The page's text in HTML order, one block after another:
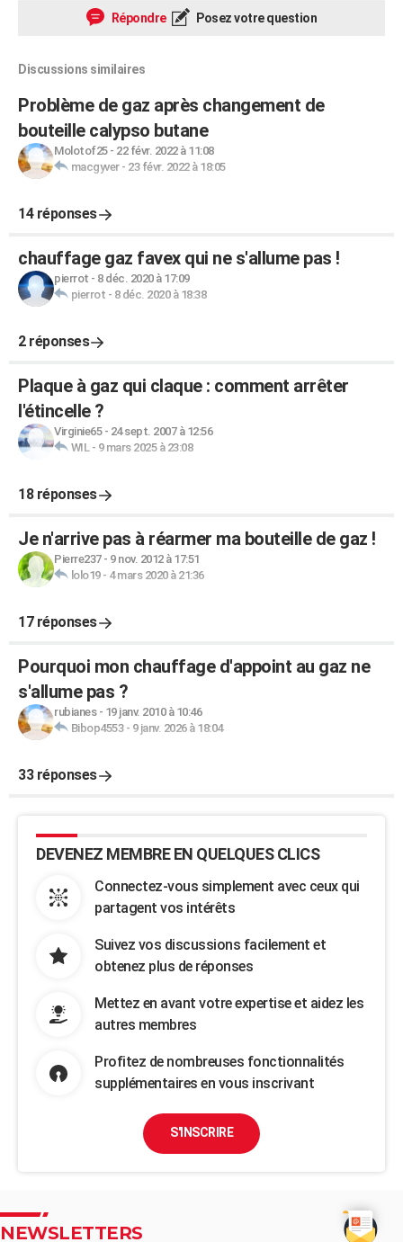
Répondre Posez votre question
Discussions similaires
Problème de gaz après changement de
bouteille calypso butane
Molotof25- 22 févr. 2022 à 11:08
macgyver- 23 févr. 2022 à 18:05
14 réponses
chauffage gaz favex qui ne s'allume pas !
pierrot - 8 déc. 2020 à 17:09
pierrot - 8 déc. 2020 à 18:38
2 réponses
Plaque à gaz qui claque : comment arrêter
l'étincelle ?
Virginie65- 24 sept. 2007 à 12:56
WIL- 9 mars 2025 à 23:08
18 réponses
Je n'arrive pas à réarmer ma bouteille de gaz !
Pierre237- 9 nov. 2012 à 17:51
lolo19- 4 mars 2020 à 21:36
17 réponses
Pourquoi mon chauffage d'appoint au gaz ne
s'allume pas ?
rubianes- 19 janv. 2010 à 10:46
Bibop4553- 9 janv. 2026 à 18:04
33 réponses
DEVENEZ MEMBRE EN QUELQUES CLICS
Connectez-vous simplement avec ceux qui
partagent vos intérêts
Suivez vos discussions facilement et
obtenez plus de réponses
Mettez en avant votre expertise et aidez les
autres membres
Profitez de nombreuses fonctionnalités
supplémentaires en vous inscrivant
S'INSCRIRE
NEWSLETTERS